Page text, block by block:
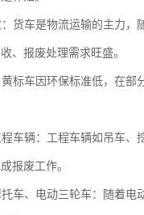
货车是物流运输的主力
、报废处理需求旺盛。
标车因环保标准低，在
车辆：工程车辆如吊车
报废工作。
车、电动三轮车：随着